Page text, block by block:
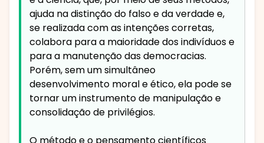
ajuda na distinção do falso e da verdade e,
se realizada com as intenções corretas,
colabora para a maioridade dos indivíduos e
para a manutenção das democracias.
Porém, sem um simultâneo
desenvolvimento moral e ético, ela pode se
tornar um instrumento de manipulação e
consolidação de privilégios.